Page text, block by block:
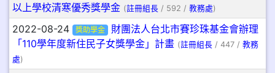
以上學校清寒優秀獎學金 (註冊組長 / 592 / 教務處)
2022-08-24 獎助學金
財團法人台北市賽珍珠基金會辦理
「110學年度新住民子女獎學金」計畫 (註冊組長 / 447 / 教務
處)